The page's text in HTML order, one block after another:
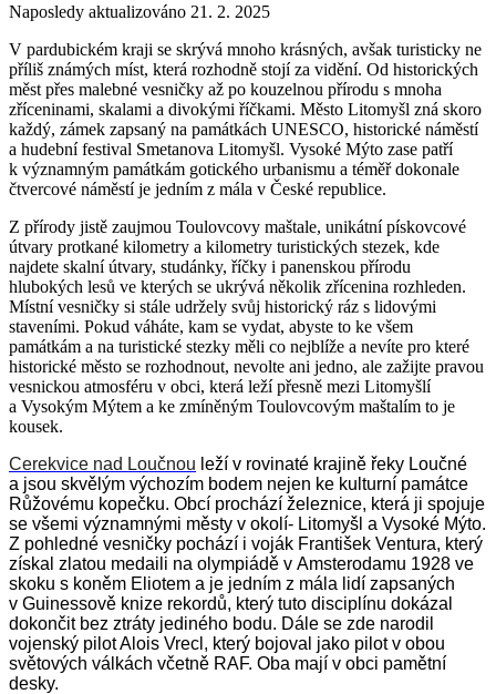
Naposledy aktualizováno 21. 2. 2025
V pardubickém kraji se skrývá mnoho krásných, avšak turisticky ne
příliš známých míst, která rozhodně stojí za vidění. Od historických
měst přes malebné vesničky až po kouzelnou přírodu s mnoha
zříceninami, skalami a divokými říčkami. Město Litomyšl zná skoro
každý, zámek zapsaný na památkách UNESCO, historické náměstí
a hudební festival Smetanova Litomyšl. Vysoké Mýto zase patří
k významným památkám gotického urbanismu a téměř dokonale
čtvercové náměstí je jedním z mála v České republice.
Z přírody jistě zaujmou Toulovcovy maštale, unikátní pískovcové
útvary protkané kilometry a kilometry turistických stezek, kde
najdete skalní útvary, studánky, říčky i panenskou přírodu
hlubokých lesů ve kterých se ukrývá několik zřícenina rozhleden.
Místní vesničky si stále udržely svůj historický ráz s lidovými
staveními. Pokud váháte, kam se vydat, abyste to ke všem
památkám a na turistické stezky měli co nejblíže a nevíte pro které
historické město se rozhodnout, nevolte ani jedno, ale zažijte pravou
vesnickou atmosféru v obci, která leží přesně mezi Litomyšlí
a Vysokým Mýtem a ke zmíněným Toulovcovým maštalím to je
kousek.
Cerekvice nad Loučnou leží v rovinaté krajině řeky Loučné
a jsou skvělým výchozím bodem nejen ke kulturní památce
Růžovému kopečku. Obcí prochází železnice, která ji spojuje
se všemi významnými městy v okolí- Litomyšl a Vysoké Mýto.
Z pohledné vesničky pochází i voják František Ventura, který
získal zlatou medaili na olympiádě v Amsterodamu 1928 ve
skoku s koněm Eliotem a je jedním z mála lidí zapsaných
v Guinessově knize rekordů, který tuto disciplínu dokázal
dokončit bez ztráty jediného bodu. Dále se zde narodil
vojenský pilot Alois Vrecl, který bojoval jako pilot v obou
světových válkách včetně RAF. Oba mají v obci pamětní
desky.